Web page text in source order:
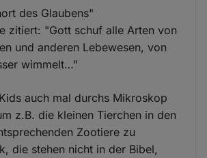
des Glaubens"
zitiert: "Gott schuf alle Arten von
und anderen Lebewesen, von
wimmelt…"
auch mal durchs Mikroskop
z.B. die kleinen Tierchen in den
Zootiere zu
die stehen nicht in der Bibel,